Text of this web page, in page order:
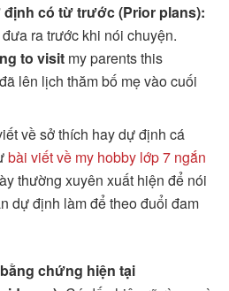
có từ trước (Prior plans):
ra trước khi nói chuyện.
to visitmy parents this
lên lịch thăm bố mẹ vào cuối
về sở thích hay dự định cá
bài viết về my hobby lớp 7 ngắn
thường xuyên xuất hiện để nói
dự định làm để theo đuổi đam
chứng hiện tại